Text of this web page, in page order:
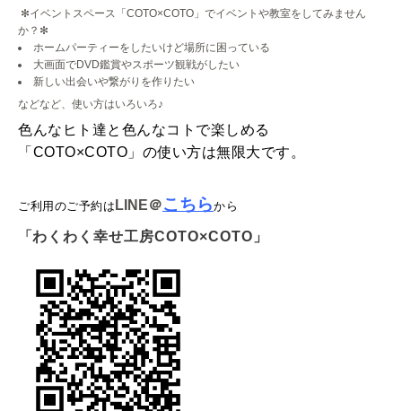
✻イベントスペース「COTO×COTO」でイベントや教室をしてみません
か？✻
ホームパーティーをしたいけど場所に困っている
大画面でDVD鑑賞やスポーツ観戦がしたい
新しい出会いや繋がりを作りたい
などなど、使い方はいろいろ♪
色んなヒト達と色んなコトで楽しめる
「COTO×COTO」の使い方は無限大です。
ご利用のご予約は LINE＠こちらから
「 わくわく幸せ工房COTO×COTO」